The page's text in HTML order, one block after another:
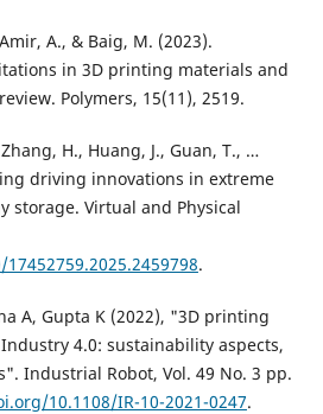
A., & Baig, M. (2023).
in 3D printing materials and
Polymers, 15(11), 2519.
H., Huang, J., Guan, T., …
driving innovations in extreme
storage. Virtual and Physical
.
A, Gupta K (2022), "3D printing
4.0: sustainability aspects,
Industrial Robot, Vol. 49 No. 3 pp.
10.1108/IR-10-2021-0247.